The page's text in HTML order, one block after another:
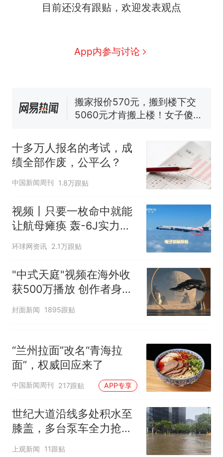
目前还没有跟贴，欢迎发表观点
App内参与讨论
新 全球唯一没有法定首都的国
了……
视频丨只要一枚命中就能让航
母瘫痪 轰-6J实力有多强？
电力部门回应
台风"白海豚"登陆 中心附近最
大风力14级
热 十多万人报名的考试，成绩
十多万人报名的考试，成
绩全部作废，公平么？
中国新闻周刊 1.8万跟贴
视频丨只要一枚命中就能
让航母瘫痪 轰-6J实力有
多强？
环球网资讯 2.1万跟贴
"中式天庭"视频在海外收
获500万播放 创作者身份
披露
封面新闻 1895跟贴
“兰州拉面”改名“青海拉
面”，权威回应来了
中国新闻周刊 217跟贴 APP专享
世纪大道沿线多处积水至
膝盖，多台泵车全力抢
排，建议市民尽量避免附
上观新闻 11跟贴